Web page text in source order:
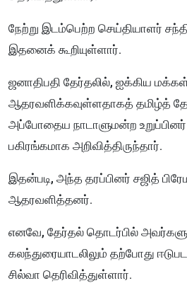
நேற்று இடம்பெற்ற செய்தியாளர்
இதனைக் கூறியுள்ளார்.
ஜனாதிபதி தேர்தலில், ஐக்கிய
ஆதரவளிக்கவுள்ளதாகத் தமிழ்த்
அப்போதைய நாடாளுமன்ற உறுப்பினர்
பகிரங்கமாக அறிவித்திருந்தார்.
இதன்படி, அந்த தரப்பினர் சஜித்
ஆதரவளித்தனர்.
எனவே, தேர்தல் தொடர்பில்
கலந்துரையாடலிலும் தற்போது
சில்வா தெரிவித்துள்ளார்.